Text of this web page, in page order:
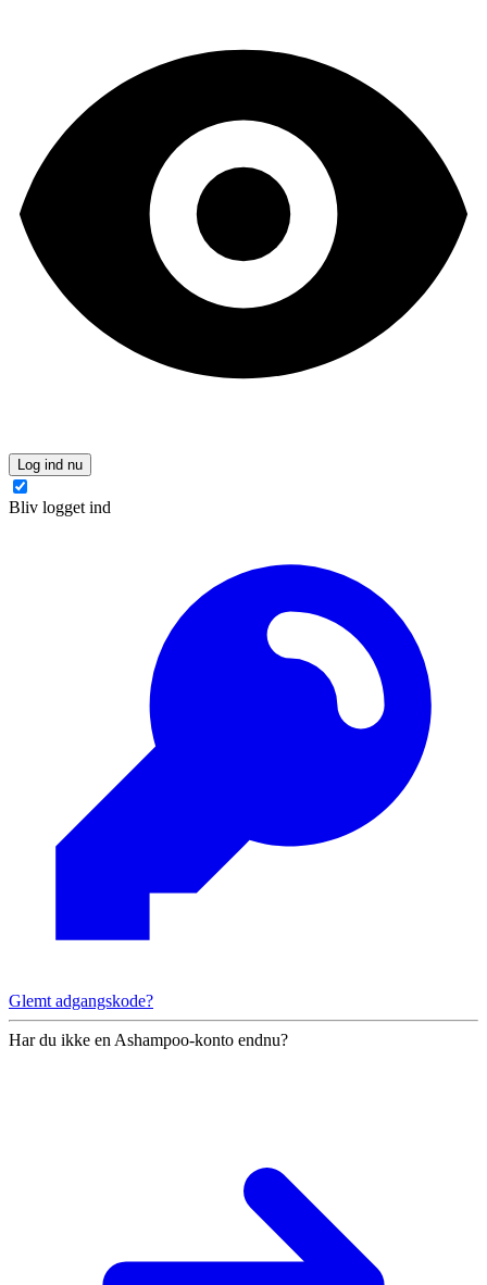
Log ind nu
Bliv logget ind
Glemt adgangskode?
Har du ikke en Ashampoo-konto endnu?